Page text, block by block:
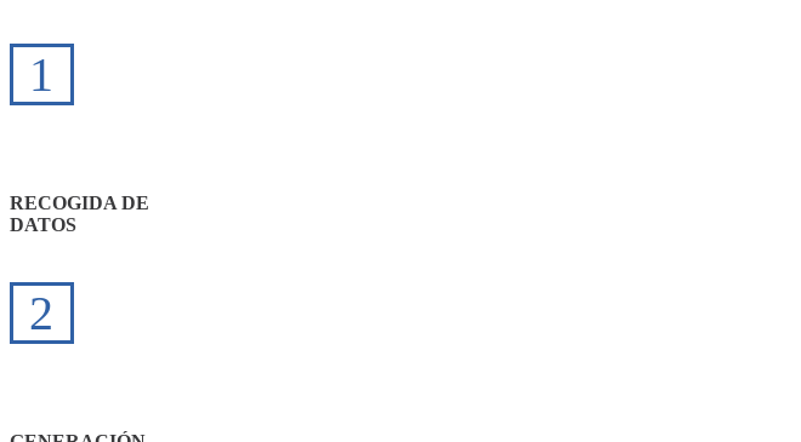
1
RECOGIDA DE
DATOS
2